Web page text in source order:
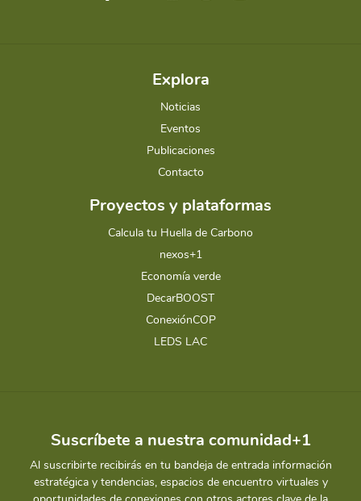
Explora
Noticias
Eventos
Publicaciones
Contacto
Proyectos y plataformas
Calcula tu Huella de Carbono
nexos+1
Economía verde
DecarBOOST
ConexiónCOP
LEDS LAC
Suscríbete a nuestra comunidad+1
Al suscribirte recibirás en tu bandeja de entrada información
estratégica y tendencias, espacios de encuentro virtuales y